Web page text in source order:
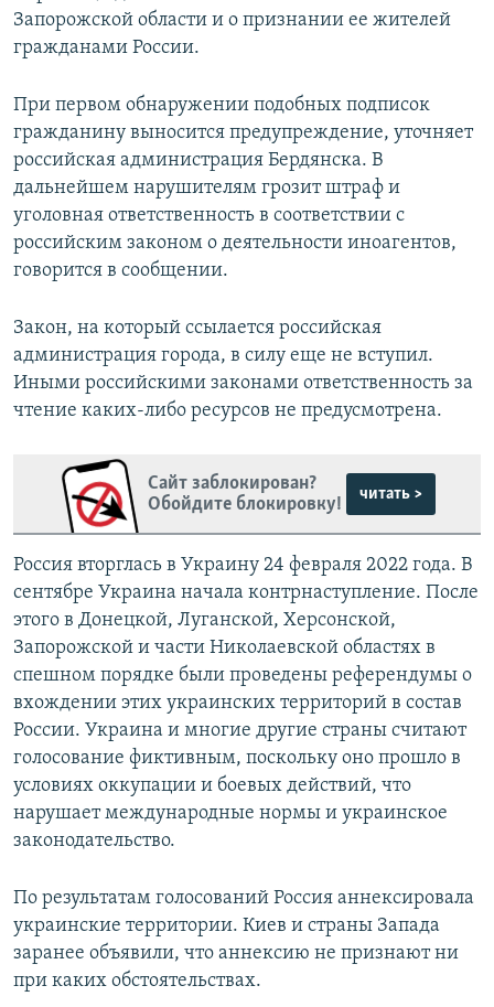
Запорожской области и о признании ее жителей
гражданами России.
При первом обнаружении подобных подписок
гражданину выносится предупреждение, уточняет
российская администрация Бердянска. В
дальнейшем нарушителям грозит штраф и
уголовная ответственность в соответствии с
российским законом о деятельности иноагентов,
говорится в сообщении.
Закон, на который ссылается российская
администрация города, в силу еще не вступил.
Иными российскими законами ответственность за
чтение каких-либо ресурсов не предусмотрена.
Сайт заблокирован?
Обойдите блокировку!
читать >
Россия вторглась в Украину 24 февраля 2022 года. В
сентябре Украина начала контрнаступление. После
этого в Донецкой, Луганской, Херсонской,
Запорожской и части Николаевской областях в
спешном порядке были проведены референдумы о
вхождении этих украинских территорий в состав
России. Украина и многие другие страны считают
голосование фиктивным, поскольку оно прошло в
условиях оккупации и боевых действий, что
нарушает международные нормы и украинское
законодательство.
По результатам голосований Россия аннексировала
украинские территории. Киев и страны Запада
заранее объявили, что аннексию не признают ни
при каких обстоятельствах.